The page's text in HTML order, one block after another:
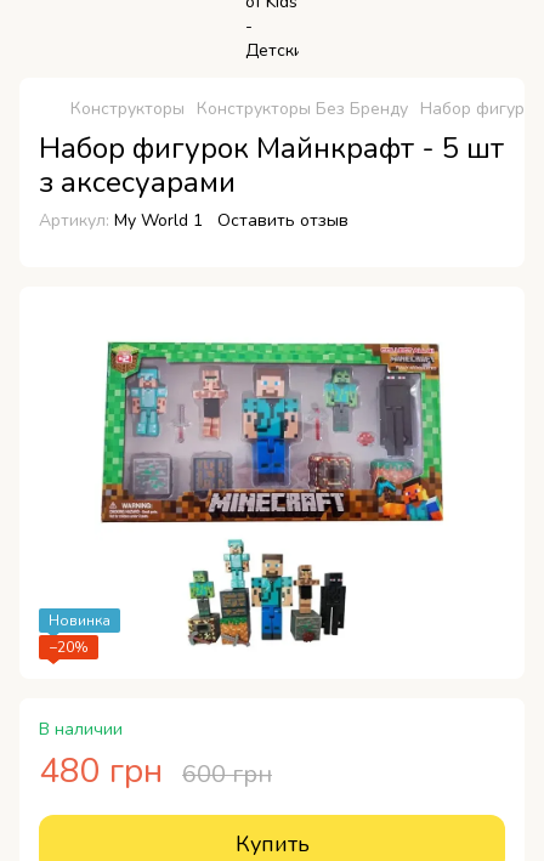
Конструкторы Конструкторы Без Бренду Набор
Набор фигурок Майнкрафт - 5 шт
з аксесуарами
Артикул: My World 1 Оставить отзыв
Новинка
−20%
В наличии
480 грн 600 грн
Купить